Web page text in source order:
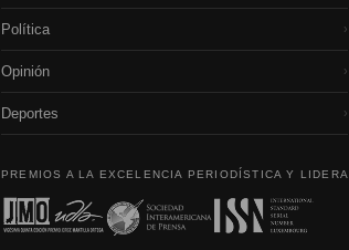
Política ›
Opinión ›
Deportes ›
PREMIOS A LA EXCELENCIA PERIODÍSTICA Y